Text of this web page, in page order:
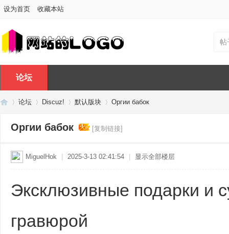
设为首页 收藏本站
帖
论坛
论坛 Discuz! 默认版块 Оргии бабок
Оргии бабок [复制链接]
MiguelHok 2025-3-13 02:41:54 显示全部楼层
Эксклюзивные подарки и
гравюрой